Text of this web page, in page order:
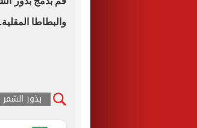
والبطاطا
بذور الشمر